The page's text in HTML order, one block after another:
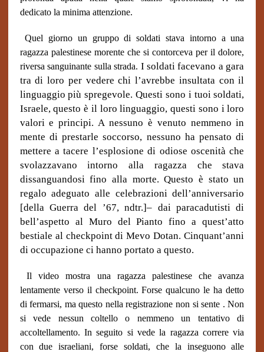
dedicato la minima attenzione.
Quel giorno un gruppo di soldati stava intorno a una
ragazza palestinese morente che si contorceva per il dolore,
riversa sanguinante sulla strada. I soldati facevano a gara
tra di loro per vedere chi l’avrebbe insultata con il
linguaggio più spregevole. Questi sono i tuoi soldati,
Israele, questo è il loro linguaggio, questi sono i loro
valori e principi. A nessuno è venuto nemmeno in
mente di prestarle soccorso, nessuno ha pensato di
mettere a tacere l’esplosione di odiose oscenità che
svolazzavano intorno alla ragazza che stava
dissanguandosi fino alla morte. Questo è stato un
regalo adeguato alle celebrazioni dell’anniversario
[della Guerra del ’67, ndtr.]– dai paracadutisti di
bell’aspetto al Muro del Pianto fino a quest’atto
bestiale al checkpoint di Mevo Dotan. Cinquant’anni
di occupazione ci hanno portato a questo.
Il video mostra una ragazza palestinese che avanza
lentamente verso il checkpoint. Forse qualcuno le ha detto
di fermarsi, ma questo nella registrazione non si sente . Non
si vede nessun coltello o nemmeno un tentativo di
accoltellamento. In seguito si vede la ragazza correre via
con due israeliani, forse soldati, che la inseguono alle